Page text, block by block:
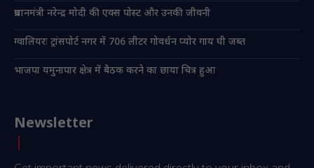
प्रधानमंत्री नरेन्द्र मोदी की एक्स पोस्ट और उनकी जीवनी
ग्वालियरः ट्रांसपोर्ट नगर में 706 लीटर गोवर्धन प्योर गाय घी जब्त
भाजपा यमुनापार क्षेत्र में बैठक करने का छाया चित्र हुआ
Newsletter